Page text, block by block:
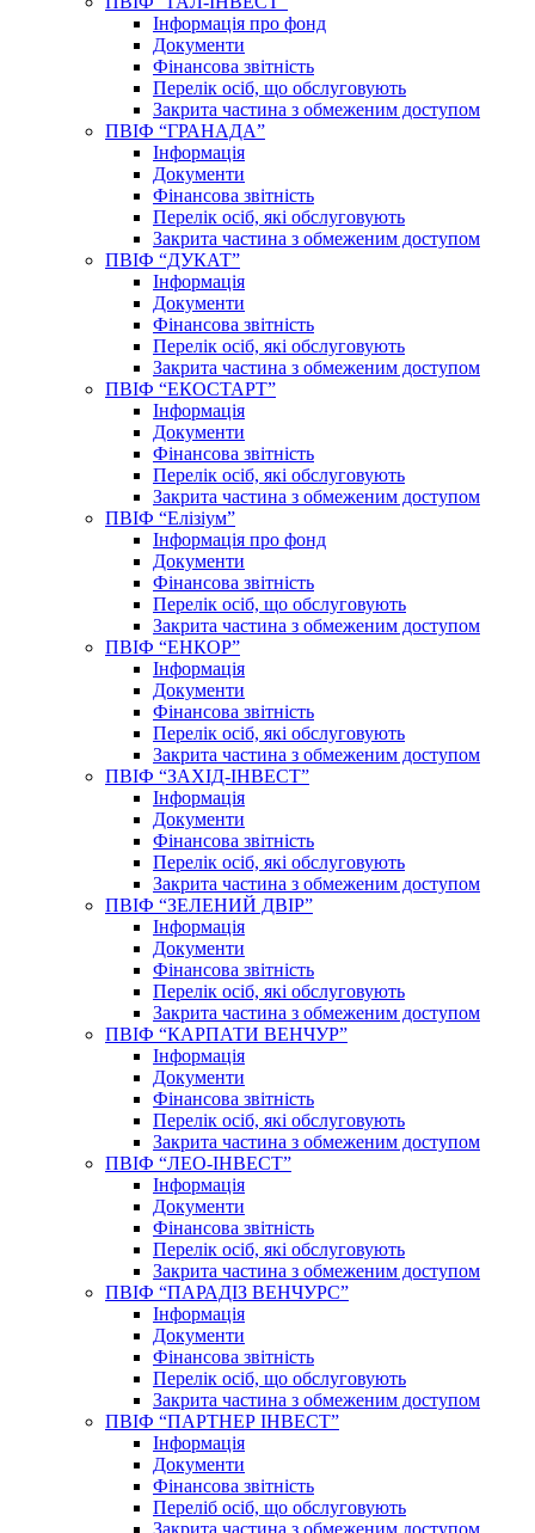
Інформація про фонд
Документи
Фінансова звітність
Перелік осіб, що обслуговують
Закрита частина з обмеженим доступом
ПВІФ “ГРАНАДА”
Інформація
Документи
Фінансова звітність
Перелік осіб, які обслуговують
Закрита частина з обмеженим доступом
ПВІФ “ДУКАТ”
Інформація
Документи
Фінансова звітність
Перелік осіб, які обслуговують
Закрита частина з обмеженим доступом
ПВІФ “ЕКОСТАРТ”
Інформація
Документи
Фінансова звітність
Перелік осіб, які обслуговують
Закрита частина з обмеженим доступом
ПВІФ “Елізіум”
Інформація про фонд
Документи
Фінансова звітність
Перелік осіб, що обслуговують
Закрита частина з обмеженим доступом
ПВІФ “ЕНКОР”
Інформація
Документи
Фінансова звітність
Перелік осіб, які обслуговують
Закрита частина з обмеженим доступом
ПВІФ “ЗАХІД-ІНВЕСТ”
Інформація
Документи
Фінансова звітність
Перелік осіб, які обслуговують
Закрита частина з обмеженим доступом
ПВІФ “ЗЕЛЕНИЙ ДВІР”
Інформація
Документи
Фінансова звітність
Перелік осіб, які обслуговують
Закрита частина з обмеженим доступом
ПВІФ “КАРПАТИ ВЕНЧУР”
Інформація
Документи
Фінансова звітність
Перелік осіб, які обслуговують
Закрита частина з обмеженим доступом
ПВІФ “ЛЕО-ІНВЕСТ”
Інформація
Документи
Фінансова звітність
Перелік осіб, які обслуговують
Закрита частина з обмеженим доступом
ПВІФ “ПАРАДІЗ ВЕНЧУРС”
Інформація
Документи
Фінансова звітність
Перелік осіб, що обслуговують
Закрита частина з обмеженим доступом
ПВІФ “ПАРТНЕР ІНВЕСТ”
Інформація
Документи
Фінансова звітність
Переліб осіб, що обслуговують
Закрита частина з обмеженим доступом